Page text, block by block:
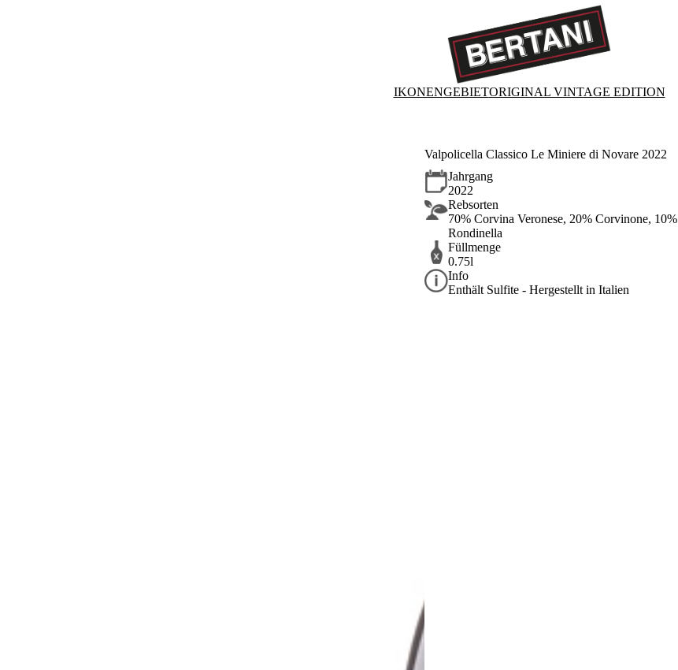
IKONENGEBIETORIGINAL VINTAGE EDITION
Valpolicella Classico Le Miniere di Novare 2022
Jahrgang
2022
Rebsorten
70% Corvina Veronese, 20% Corvinone, 10%
Rondinella
Füllmenge
0.75l
Info
Enthält Sulfite - Hergestellt in Italien